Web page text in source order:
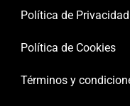
Política de Privacidad
Política de Cookies
Términos y